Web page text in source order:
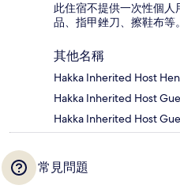
此住宿不提供一次性個
品、指甲銼刀、擦鞋布等。
其他名稱
Hakka Inherited Host
Hakka Inherited Host
Hakka Inherited Host
常見問題